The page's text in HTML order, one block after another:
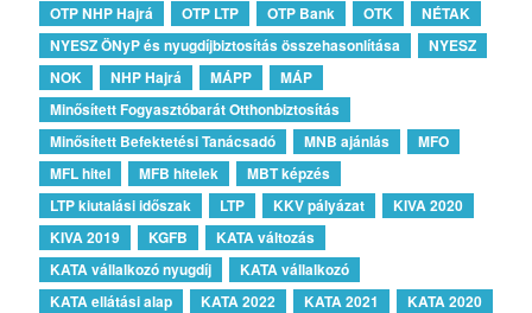
OTP NHP Hajrá
OTP LTP OTP Bank OTK
NÉTAK
NYESZ ÖNyP és nyugdíjbiztosítás összehasonlítása
NYESZ
NOK
NHP Hajrá MÁPP
MÁP
Minősített Fogyasztóbarát Otthonbiztosítás
Minősített Befektetési Tanácsadó
MNB ajánlás
MFO
MFL hitel
MFB hitelek
MBT képzés
LTP kiutalási időszak
LTP KKV pályázat
KIVA 2020
KIVA 2019
KGFB
KATA változás
KATA vállalkozó nyugdíj
KATA vállalkozó
KATA ellátási alap
KATA 2022 KATA 2021
KATA 2020